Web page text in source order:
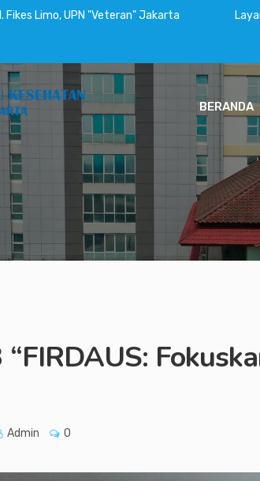
Fikes Limo, UPN "Veteran" Jakarta
BERANDA
Admin 0